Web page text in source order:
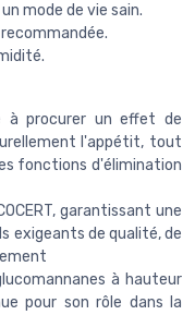
mode de vie sain.
à procurer un effet de
l'appétit, tout
fonctions d'élimination
garantissant une
exigeants de qualité, de
à hauteur
pour son rôle dans la